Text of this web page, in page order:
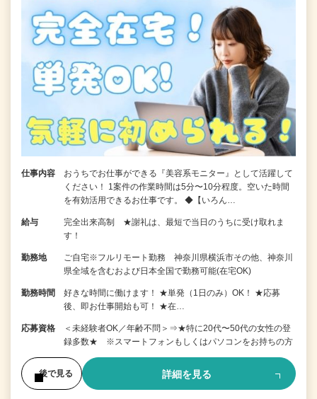
仕事内容
おうちでお仕事ができる『美容系モニター』として活躍して
ください！ 1案件の作業時間は5分〜10分程度。空いた時間
を有効活用できるお仕事です。 ◆【いろん…
給与
完全出来高制 ★謝礼は、最短で当日のうちに受け取れま
す！
勤務地
ご自宅※フルリモート勤務 神奈川県横浜市その他、神奈川
県全域を含むおよび日本全国で勤務可能(在宅OK)
勤務時間
好きな時間に働けます！ ★単発（1日のみ）OK！ ★応募
後、即お仕事開始も可！ ★在…
応募資格
＜未経験者OK／年齢不問＞⇒★特に20代〜50代の女性の登
録多数★ ※スマートフォンもしくはパソコンをお持ちの方
後で見る 詳細を見る